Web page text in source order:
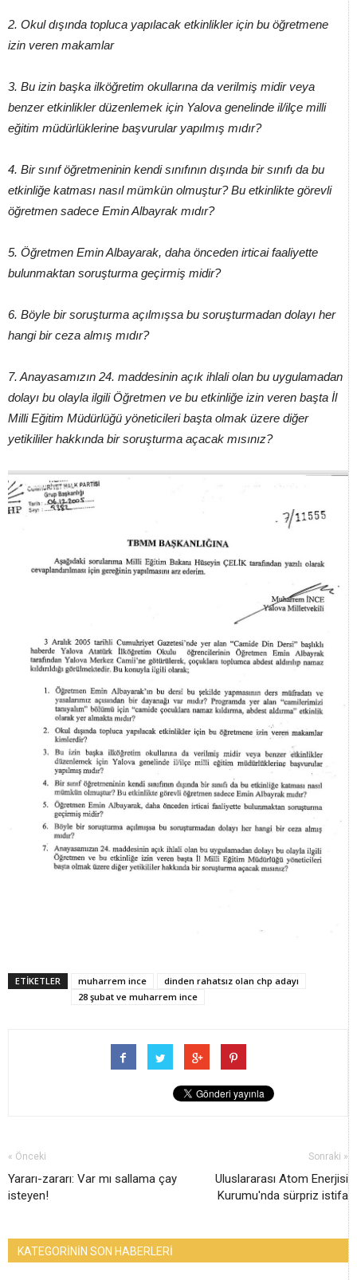
2. Okul dışında topluca yapılacak etkinlikler için bu öğretmene
izin veren makamlar
3. Bu izin başka ilköğretim okullarına da verilmiş midir veya
benzer etkinlikler düzenlemek için Yalova genelinde il/ilçe milli
eğitim müdürlüklerine başvurular yapılmış mıdır?
4. Bir sınıf öğretmeninin kendi sınıfının dışında bir sınıfı da bu
etkinliğe katması nasıl mümkün olmuştur? Bu etkinlikte görevli
öğretmen sadece Emin Albayrak mıdır?
5. Öğretmen Emin Albayarak, daha önceden irticai faaliyette
bulunmaktan soruşturma geçirmiş midir?
6. Böyle bir soruşturma açılmışsa bu soruşturmadan dolayı her
hangi bir ceza almış mıdır?
7. Anayasamızın 24. maddesinin açık ihlali olan bu uygulamadan
dolayı bu olayla ilgili Öğretmen ve bu etkinliğe izin veren başta İl
Milli Eğitim Müdürlüğü yöneticileri başta olmak üzere diğer
yetikililer hakkında bir soruşturma açacak mısınız?
ETİKETLER muharrem ince
dinden rahatsız olan chp adayı
28 şubat ve muharrem ince
« Önceki
Yararı-zararı: Var mı sallama çay
isteyen!
Sonraki »
Uluslararası Atom Enerjisi
Kurumu'nda sürpriz istifa
KATEGORİNİN SON HABERLERİ